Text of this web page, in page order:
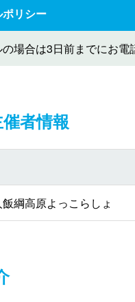
リシー
場合は3日前までにお電
者情報
綱高原よっこらしょ